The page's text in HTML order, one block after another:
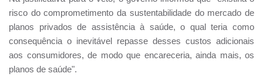
risco do comprometimento da sustentabilidade do mercado de
planos privados de assistência à saúde, o qual teria como
consequência o inevitável repasse desses custos adicionais
aos consumidores, de modo que encareceria, ainda mais, os
planos de saúde".